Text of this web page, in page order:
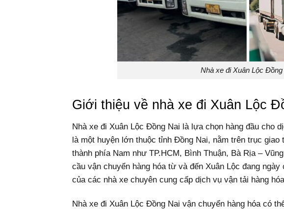
Nhà xe đi Xuân Lộc Đồng
Giới thiệu về nhà xe đi Xuân Lộc
Nhà xe đi Xuân Lộc Đồng Nai là lựa chọn hàng đầu cho
là một huyện lớn thuộc tỉnh Đồng Nai, nằm trên trục
thành phía Nam như TP.HCM, Bình Thuận, Bà Rịa –
cầu vận chuyển hàng hóa từ và đến Xuân Lộc đang
của các nhà xe chuyên cung cấp dịch vụ vận tải hàng
Nhà xe đi Xuân Lộc Đồng Nai vận chuyển hàng hóa có